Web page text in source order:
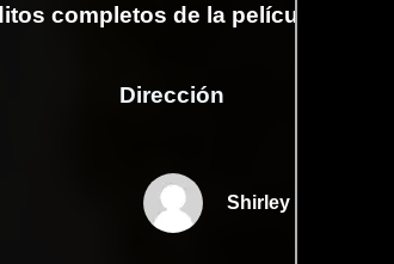
completos de la película Bruno
Dirección
Shirley MacLaine